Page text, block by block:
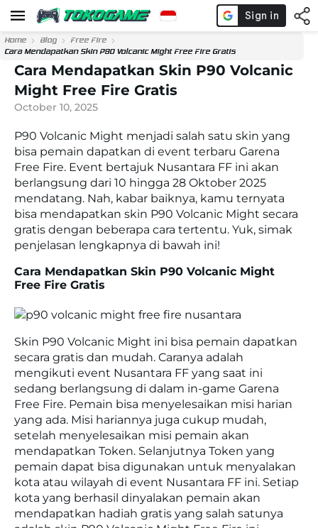
Home Blog
Free Fire
Cara Mendapatkan Skin P90 Volcanic Might Free Fire Gratis
Cara Mendapatkan Skin P90 Volcanic
Might Free Fire Gratis
October 10, 2025
P90 Volcanic Might menjadi salah satu skin yang
bisa pemain dapatkan di event terbaru Garena
Free Fire. Event bertajuk Nusantara FF ini akan
berlangsung dari 10 hingga 28 Oktober 2025
mendatang. Nah, kabar baiknya, kamu ternyata
bisa mendapatkan skin P90 Volcanic Might secara
gratis dengan beberapa cara tertentu. Yuk, simak
penjelasan lengkapnya di bawah ini!
Cara Mendapatkan Skin P90 Volcanic Might
Free Fire Gratis
Skin P90 Volcanic Might ini bisa pemain dapatkan
secara gratis dan mudah. Caranya adalah
mengikuti event Nusantara FF yang saat ini
sedang berlangsung di dalam in-game Garena
Free Fire. Pemain bisa menyelesaikan misi harian
yang ada. Misi hariannya juga cukup mudah,
setelah menyelesaikan misi pemain akan
mendapatkan Token. Selanjutnya Token yang
pemain dapat bisa digunakan untuk menyalakan
kota atau wilayah di event Nusantara FF ini. Setiap
kota yang berhasil dinyalakan pemain akan
mendapatkan hadiah gratis yang salah satunya